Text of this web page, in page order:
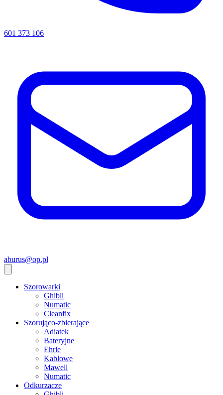
601 373 106
aburus@op.pl
Szorowarki
Ghibli
Numatic
Cleanfix
Szorująco-zbierające
Adiatek
Bateryjne
Ehrle
Kablowe
Mawell
Numatic
Odkurzacze